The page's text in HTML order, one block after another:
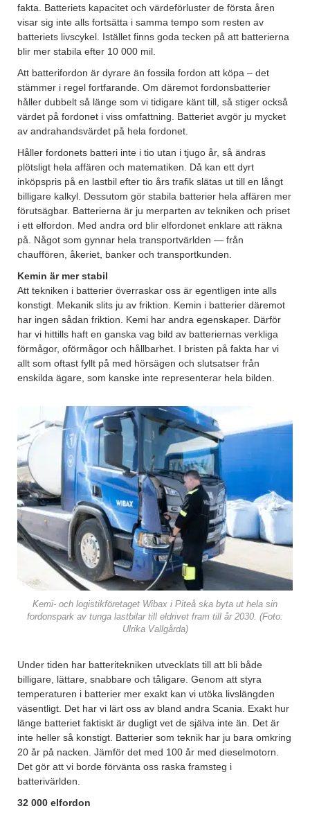
fakta. Batteriets kapacitet och värdeförluster de första åren
visar sig inte alls fortsätta i samma tempo som resten av
batteriets livscykel. Istället finns goda tecken på att batterierna
blir mer stabila efter 10 000 mil.
Att batterifordon är dyrare än fossila fordon att köpa – det
stämmer i regel fortfarande. Om däremot fordonsbatterier
håller dubbelt så länge som vi tidigare känt till, så stiger också
värdet på fordonet i viss omfattning. Batteriet avgör ju mycket
av andrahandsvärdet på hela fordonet.
Håller fordonets batteri inte i tio utan i tjugo år, så ändras
plötsligt hela affären och matematiken. Då kan ett dyrt
inköpspris på en lastbil efter tio års trafik slätas ut till en långt
billigare kalkyl. Dessutom gör stabila batterier hela affären mer
förutsägbar. Batterierna är ju merparten av tekniken och priset
i ett elfordon. Med andra ord blir elfordonet enklare att räkna
på. Något som gynnar hela transportvärlden — från
chauffören, åkeriet, banker och transportkunden.
Kemin är mer stabil
Att tekniken i batterier överraskar oss är egentligen inte alls
konstigt. Mekanik slits ju av friktion. Kemin i batterier däremot
har ingen sådan friktion. Kemi har andra egenskaper. Därför
har vi hittills haft en ganska vag bild av batteriernas verkliga
förmågor, oförmågor och hållbarhet. I bristen på fakta har vi
allt som oftast fyllt på med hörsägen och slutsatser från
enskilda ägare, som kanske inte representerar hela bilden.
Kemi- och logistikföretaget Wibax i Piteå ska byta ut hela sin
fordonspark av tunga lastbilar till eldrivet fram till år 2030. (Foto:
Ulrika Vallgårda)
Under tiden har batteritekniken utvecklats till att bli både
billigare, lättare, snabbare och tåligare. Genom att styra
temperaturen i batterier mer exakt kan vi utöka livslängden
väsentligt. Det har vi lärt oss av bland andra Scania. Exakt hur
länge batteriet faktiskt är dugligt vet de själva inte än. Det är
inte heller så konstigt. Batterier som teknik har ju bara omkring
20 år på nacken. Jämför det med 100 år med dieselmotorn.
Det gör att vi borde förvänta oss raska framsteg i
batterivärlden.
32 000 elfordon